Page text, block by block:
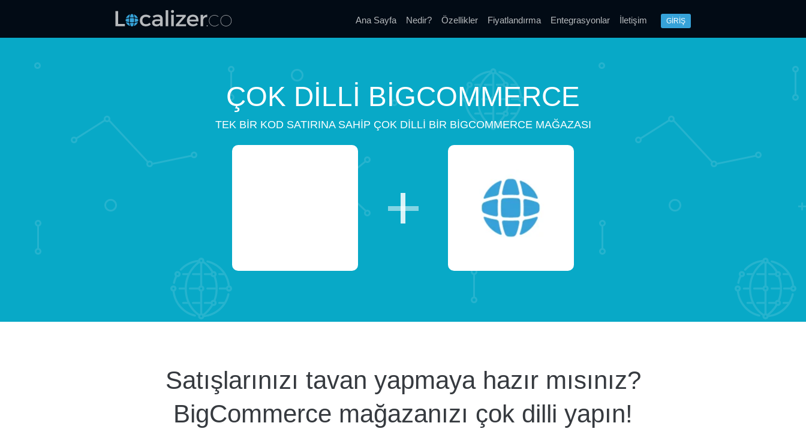
Ana Sayfa Nedir? Özellikler Fiyatlandırma Entegrasyonlar İletişim GİRİŞ
ÇOK DILLI BIGCOMMERCE
TEK BIR KOD SATIRINA SAHIP ÇOK DILLI BIR BIGCOMMERCE MAĞAZASI
Satışlarınızı tavan yapmaya hazır mısınız?
BigCommerce mağazanızı çok dilli yapın!